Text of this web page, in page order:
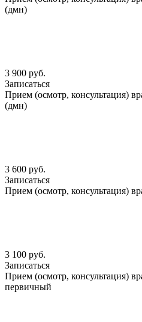
(дмн)
3 900 руб.
Записаться
Прием (осмотр, консультация)
(дмн)
3 600 руб.
Записаться
Прием (осмотр, консультация)
3 100 руб.
Записаться
Прием (осмотр, консультация)
первичный